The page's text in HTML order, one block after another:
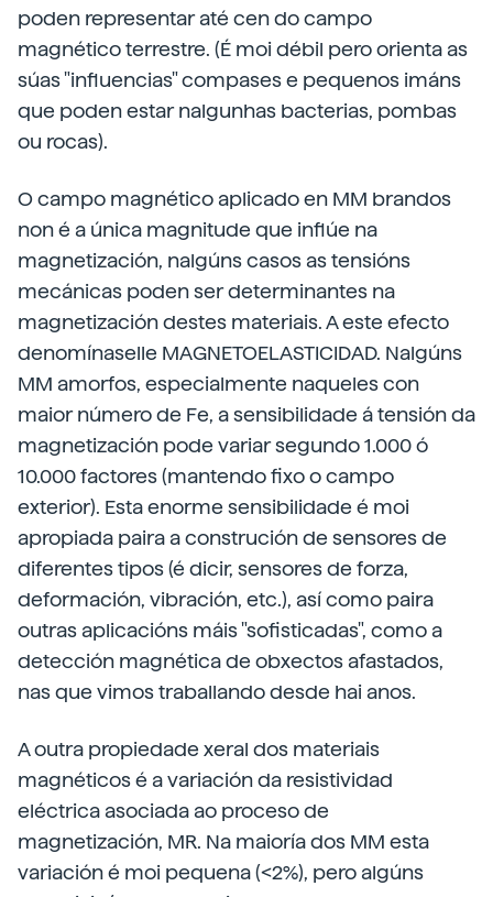
poden representar até cen do campo
magnético terrestre. (É moi débil pero orienta as
súas "influencias" compases e pequenos imáns
que poden estar nalgunhas bacterias, pombas
ou rocas).
O campo magnético aplicado en MM brandos
non é a única magnitude que inflúe na
magnetización, nalgúns casos as tensións
mecánicas poden ser determinantes na
magnetización destes materiais. A este efecto
denomínaselle MAGNETOELASTICIDAD. Nalgúns
MM amorfos, especialmente naqueles con
maior número de Fe, a sensibilidade á tensión da
magnetización pode variar segundo 1.000 ó
10.000 factores (mantendo fixo o campo
exterior). Esta enorme sensibilidade é moi
apropiada paira a construción de sensores de
diferentes tipos (é dicir, sensores de forza,
deformación, vibración, etc.), así como paira
outras aplicacións máis "sofisticadas", como a
detección magnética de obxectos afastados,
nas que vimos traballando desde hai anos.
A outra propiedade xeral dos materiais
magnéticos é a variación da resistividad
eléctrica asociada ao proceso de
magnetización, MR. Na maioría dos MM esta
variación é moi pequena (<2%), pero algúns